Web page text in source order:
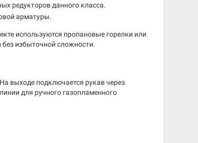
редукторов данного класса.
арматуры.
используются пропановые горелки или
избыточной сложности.
выходе подключается рукав через
для ручного газопламенного